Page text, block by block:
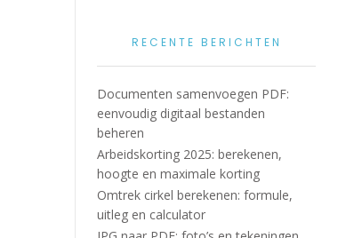
RECENTE BERICHTEN
Documenten samenvoegen PDF:
eenvoudig digitaal bestanden
beheren
Arbeidskorting 2025: berekenen,
hoogte en maximale korting
Omtrek cirkel berekenen: formule,
uitleg en calculator